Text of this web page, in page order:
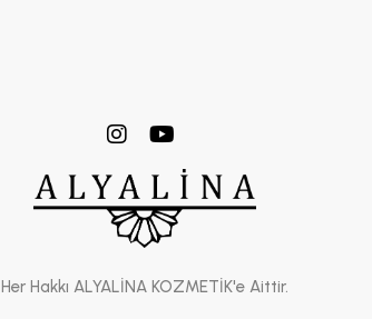
Her Hakkı ALYALİNA KOZMETİK'e Aittir.